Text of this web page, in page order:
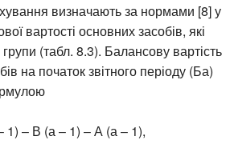
визначають за нормами [8] у
вартості основних засобів, які
(табл. 8.3). Балансову вартість
на початок звітного періоду (Ба)
– В (а – 1) – А (а – 1),